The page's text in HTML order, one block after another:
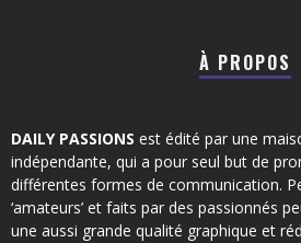
À PROPOS
DAILY PASSIONS est édité par une
indépendante, qui a pour seul but de
différentes formes de communication.
‘amateurs’ et faits par des passionnés
une aussi grande qualité graphique et